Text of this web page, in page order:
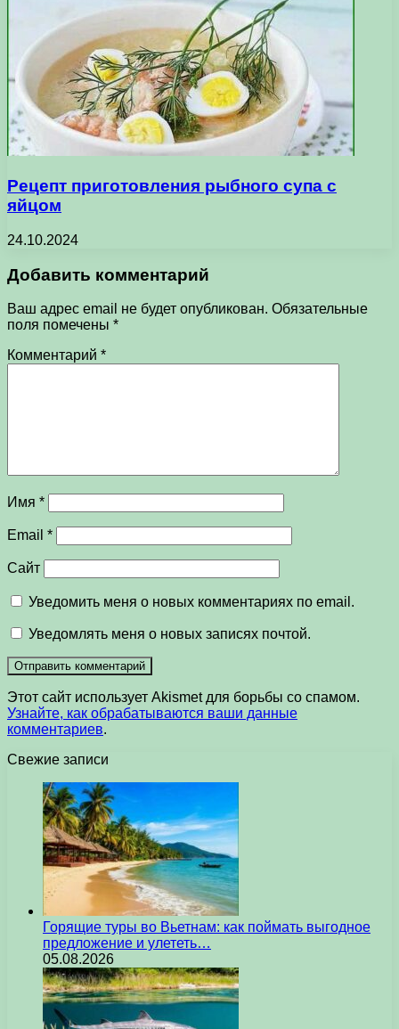
Рецепт приготовления рыбного супа с
яйцом
24.10.2024
Добавить комментарий
Ваш адрес email не будет опубликован. Обязательные
поля помечены *
Комментарий *
Имя *
Email *
Сайт
Уведомить меня о новых комментариях по email.
Уведомлять меня о новых записях почтой.
Этот сайт использует Akismet для борьбы со спамом.
Узнайте, как обрабатываются ваши данные
комментариев.
Свежие записи
Горящие туры во Вьетнам: как поймать выгодное
предложение и улететь…
05.08.2026